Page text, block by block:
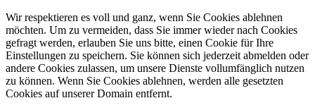
Wir respektieren es voll und ganz, wenn Sie Cookies ablehnen
möchten. Um zu vermeiden, dass Sie immer wieder nach Cookies
gefragt werden, erlauben Sie uns bitte, einen Cookie für Ihre
Einstellungen zu speichern. Sie können sich jederzeit abmelden oder
andere Cookies zulassen, um unsere Dienste vollumfänglich nutzen
zu können. Wenn Sie Cookies ablehnen, werden alle gesetzten
Cookies auf unserer Domain entfernt.